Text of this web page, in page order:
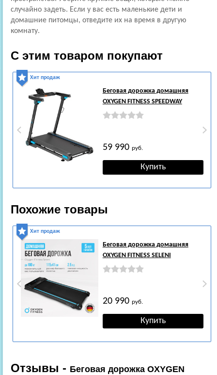
случайно задеть. Если у вас есть маленькие дети и
домашние питомцы, отведите их на время в другую
комнату.
С этим товаром покупают
Хит продаж
Беговая дорожка домашняя
OXYGEN FITNESS SPEEDWAY
59 990 руб.
Похожие товары
Хит продаж
Беговая дорожка домашняя
OXYGEN FITNESS SELENI
20 990 руб.
Отзывы - Беговая дорожка OXYGEN